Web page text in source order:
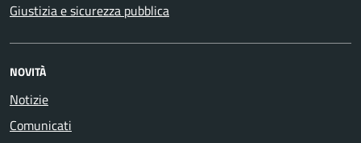
Giustizia e sicurezza pubblica
NOVITÀ
Notizie
Comunicati